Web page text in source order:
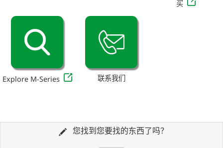
买
Explore M-Series 联系我们
您找到您要找的东西了吗？